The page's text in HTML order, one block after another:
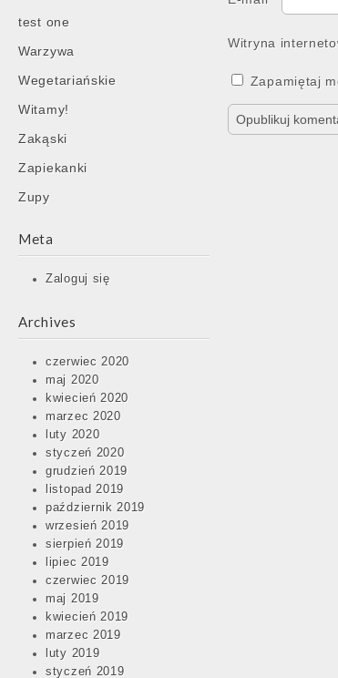
test one
Warzywa
Wegetariańskie
Witamy!
Zakąski
Zapiekanki
Zupy
Meta
Zaloguj się
Archives
czerwiec 2020
maj 2020
kwiecień 2020
marzec 2020
luty 2020
styczeń 2020
grudzień 2019
listopad 2019
październik 2019
wrzesień 2019
sierpień 2019
lipiec 2019
czerwiec 2019
maj 2019
kwiecień 2019
marzec 2019
luty 2019
styczeń 2019
Witryna
Zapamiętaj